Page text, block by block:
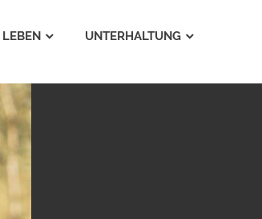
LEBEN UNTERHALTUNG